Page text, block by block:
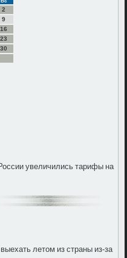
Вс
2
9
16
23
30
увеличились тарифы на
летом из страны из-за